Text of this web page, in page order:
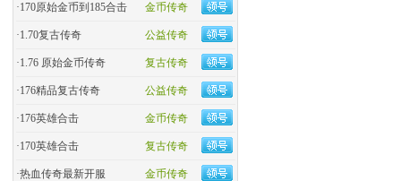
金币传奇
·170原始金币到185合击
公益传奇
·​1.70复古传奇
复古传奇
·1.76 原始金币传奇
公益传奇
·176精品复古传奇
金币传奇
·176英雄合击
复古传奇
·170英雄合击
金币传奇
·热血传奇最新开服